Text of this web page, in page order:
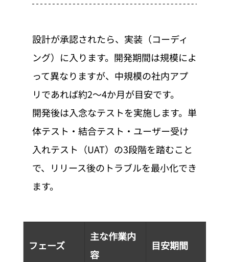
設計が承認されたら、実装（コーディ
ング）に入ります。開発期間は規模によ
って異なりますが、中規模の社内アプ
リであれば約2〜4か月が目安です。
開発後は入念なテストを実施します。単
体テスト・結合テスト・ユーザー受け
入れテスト（UAT）の3段階を踏むこと
で、リリース後のトラブルを最小化でき
ます。
フェーズ
主な作業内
容
目安期間